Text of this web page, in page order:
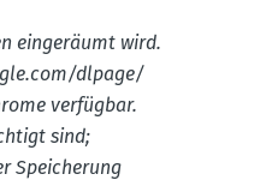
einge­räumt wird.
​dlpage/​
verfügbar.
sind;
Speicherung